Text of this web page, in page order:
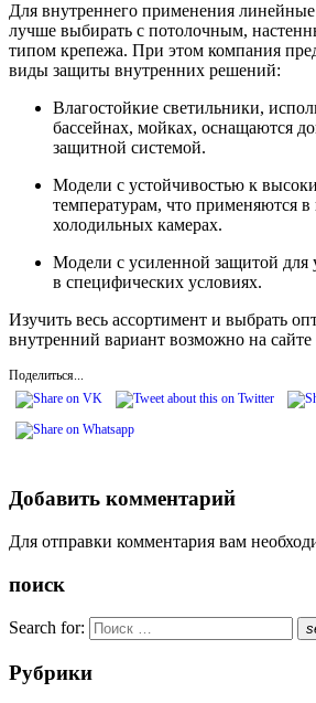
Для внутреннего применения
лучше выбирать с потолочным,
типом крепежа. При этом компания
виды защиты внутренних решений:
Влагостойкие светильники,
бассейнах, мойках, оснащаются
защитной системой.
Модели с устойчивостью к
температурам, что применяются в
холодильных камерах.
Модели с усиленной защитой для
в специфических условиях.
Изучить весь ассортимент и выбрать
внутренний вариант возможно на
Поделиться...
Добавить комментарий
Для отправки комментария вам
поиск
Search for:
Рубрики